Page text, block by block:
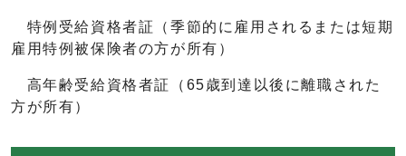
特例受給資格者証（季節的に雇用されるまたは短期
雇用特例被保険者の方が所有）
高年齢受給資格者証（65歳到達以後に離職された
方が所有）